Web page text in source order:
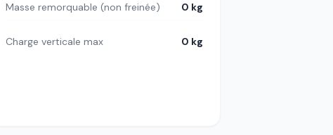
Masse remorquable (non freinée) 0 kg
Charge verticale max 0 kg